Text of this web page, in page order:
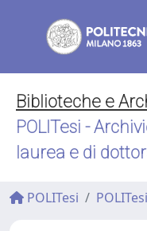
Biblioteche e
POLITesi -
laurea e di
POLITesi POLITesi